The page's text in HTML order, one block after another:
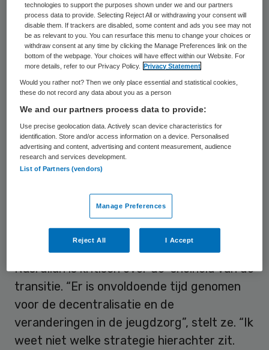
Schotten en bureaucratie staan zorg op
maat in de weg. Dat constateert
bestuurder Fawzia Nasrullah van
jeugdzorgorganisatie Youké.
“De zorg voor een kind of gezin vanuit
verschillende sectoren hoort naadloos op
elkaar aan te sluiten in één traject”, zegt
Nasrullah in hetnovembernummer van Skipr
magazinetegen
Maar vooralsnog blijft zorg op maat lastig,
want voor elk probleem moet je ergens
anders zijn.”
Nasrullah is kritisch over de snelheid van de
transitie. “Er is onvoldoende tijd genomen
voor de decentralisatie en de
veranderingen in de jeugdzorg”, stelt ze. “Ik
weet niet welke strategie hierachter zit.
technologies to support the purposes shown under we and our partners
process data to provide. Selecting Reject All or withdrawing your consent will
disable them. If trackers are disabled, some content and ads you see may not
be as relevant to you. You can resurface this menu to change your choices or
withdraw consent at any time by clicking the Manage Preferences link on the
bottom of the webpage. Your choices will have effect within our Website. For
more details, refer to our Privacy Policy.
Privacy Statement
Would you rather not? Then we only place essential and statistical cookies,
these do not record any data about you as a person
We and our partners process data to provide:
Use precise geolocation data. Actively scan device characteristics for
identification. Store and/or access information on a device. Personalised
advertising and content, advertising and content measurement, audience
research and services development.
List of Partners (vendors)
Manage Preferences
Reject All I Accept